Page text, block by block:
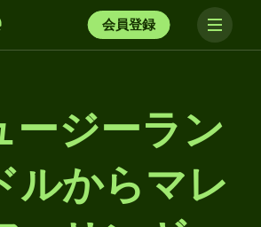
会員登録
ージーラン
ルからマレ